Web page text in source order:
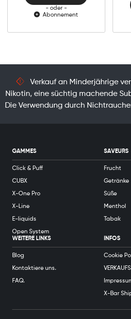
- oder -
Abonnement
Verkauf an Minderjährige
Nikotin, eine süchtig machende
Die Verwendung durch
GAMMES
Click & Puff
CUBX
X-One Pro
X-Line
E-liquids
Open System
SAVEURS
Frucht
Getränke
Süße
Menthol
Tabak
WEITERE LINKS
Blog
Kontaktiere uns.
FAQ.
INFOS
Cookie
X-Bar